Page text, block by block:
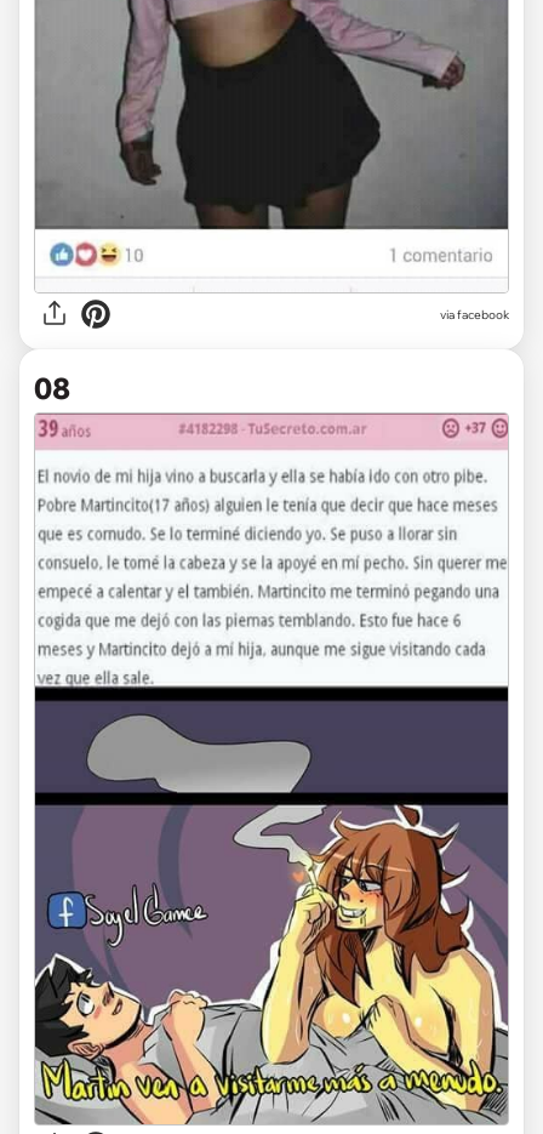
via facebook
08